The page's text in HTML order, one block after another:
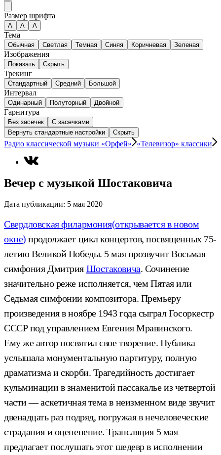
Размер шрифта
А A A
Тема
Обычная Светлая Темная Синяя Коричневая Зеленая
Изображения
Показать Скрыть
Трекинг
Стандартный Средний Большой
Интервал
Одинарный Полуторный Двойной
Гарнитура
Без засечек
С засечками
Вернуть стандартные настройки
Скрыть
Радио классической музыки «Орфей» «Телевизор» классики
Вечер с музыкой Шостаковича
Дата публикации: 5 мая 2020
Свердловская филармония(открывается в новом
окне) продолжает цикл концертов, посвященных 75-
летию Великой Победы. 5 мая прозвучит Восьмая
симфония Дмитрия Шостаковича. Сочинение
значительно реже исполняется, чем Пятая или
Седьмая симфонии композитора. Премьеру
произведения в ноябре 1943 года сыграл Госоркестр
СССР под управлением Евгения Мравинского.
Ему же автор посвятил свое творение. Публика
услышала монументальную партитуру, полную
драматизма и скорби. Трагедийность достигает
кульминации в знаменитой пассакалье из четвертой
части — аскетичная тема в неизменном виде звучит
двенадцать раз подряд, погружая в нечеловеческие
страдания и оцепенение. Трансляция 5 мая
предлагает послушать этот шедевр в исполнении